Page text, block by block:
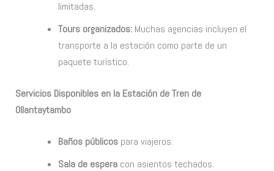
limitadas.
Tours organizados:Muchas agencias incluyen el
transporte a la estación como parte de un
paquete turístico.
Servicios Disponibles en la Estación de Tren de
Ollantaytambo
Baños públicospara viajeros.
Sala de esperacon asientos techados.